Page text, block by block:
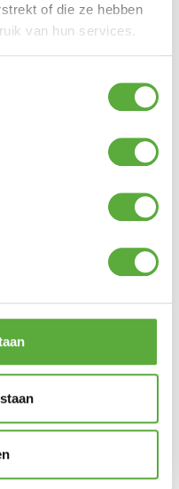
of die ze hebben
van hun services.